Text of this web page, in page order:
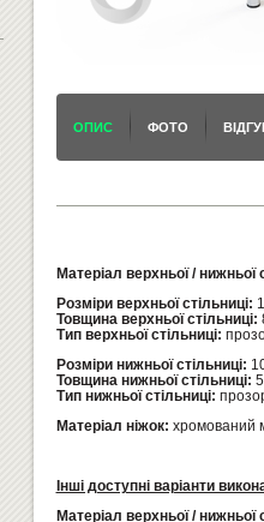
ОПИС ФОТО
Матеріал верхньої / нижньої
Розміри верхньої стільниці:
Товщина верхньої стільниці:
Тип верхньої стільниці:
Розміри нижньої стільниці:
Товщина нижньої стільниці:
Тип нижньої стільниці:
Матеріал ніжок: хромований
Інші доступні варіанти
Матеріал верхньої / нижньої